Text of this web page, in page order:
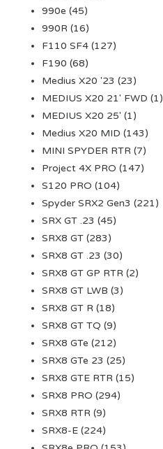
990e (45)
990R (16)
F110 SF4 (127)
F190 (68)
Medius X20 '23 (23)
MEDIUS X20 21' FWD (1)
MEDIUS X20 25' (1)
Medius X20 MID (143)
MINI SPYDER RTR (7)
Project 4X PRO (147)
S120 PRO (104)
Spyder SRX2 Gen3 (221)
SRX GT .23 (45)
SRX8 GT (283)
SRX8 GT .23 (30)
SRX8 GT GP RTR (2)
SRX8 GT LWB (3)
SRX8 GT R (18)
SRX8 GT TQ (9)
SRX8 GTe (212)
SRX8 GTe 23 (25)
SRX8 GTE RTR (15)
SRX8 PRO (294)
SRX8 RTR (9)
SRX8-E (224)